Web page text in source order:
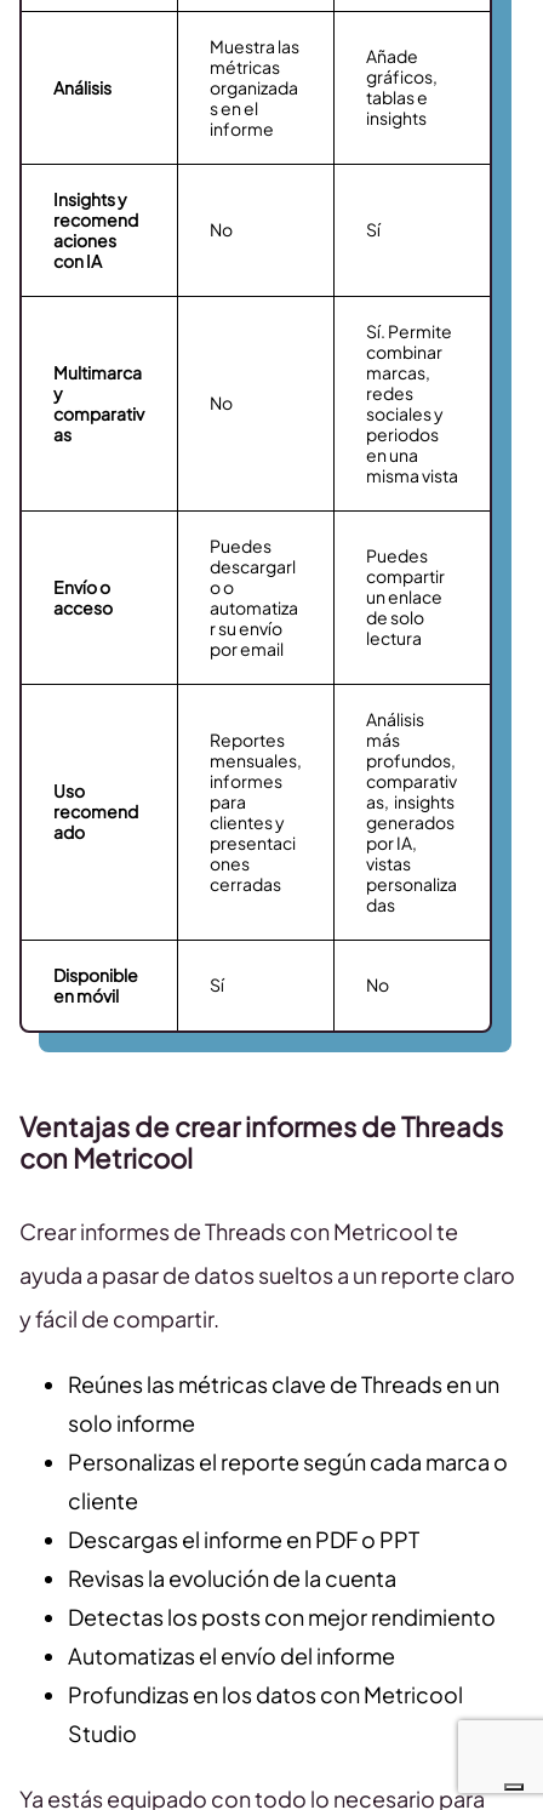
Análisis
Muestra las
métricas
organizada
s en el
informe
Añade
gráficos,
tablas e
insights
Insights y
recomend
aciones
con IA
No Sí
Multimarca
y
comparativ
as
No
Sí. Permite
combinar
marcas,
redes
sociales y
periodos
en una
misma vista
Envío o
acceso
Puedes
descargarl
o o
automatiza
r su envío
por email
Puedes
compartir
un enlace
de solo
lectura
Uso
recomend
ado
Reportes
mensuales,
informes
para
clientes y
presentaci
ones
cerradas
Análisis
más
profundos,
comparativ
as, insights
generados
por IA,
vistas
personaliza
das
Disponible
en móvil
Sí No
Ventajas de crear informes de Threads
con Metricool
Crear informes de Threads con Metricool te
ayuda a pasar de datos sueltos a un reporte claro
y fácil de compartir.
Reúnes las métricas clave de Threads en un
solo informe
Personalizas el reporte según cada marca o
cliente
Descargas el informe en PDF o PPT
Revisas la evolución de la cuenta
Detectas los posts con mejor rendimiento
Automatizas el envío del informe
Profundizas en los datos con Metricool
Studio
Ya estás equipado con todo lo necesario para